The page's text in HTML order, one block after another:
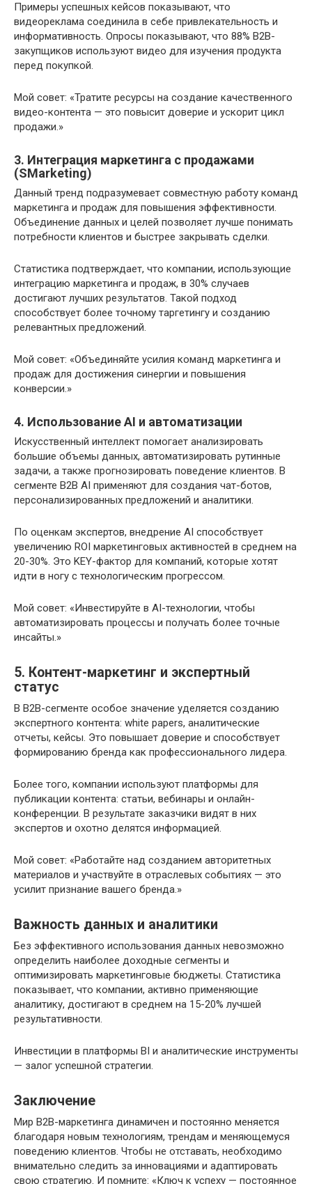
Примеры успешных кейсов показывают, что
видеореклама соединила в себе привлекательность и
информативность. Опросы показывают, что 88% B2B-
закупщиков используют видео для изучения продукта
перед покупкой.
Мой совет: «Тратите ресурсы на создание качественного
видео-контента — это повысит доверие и ускорит цикл
продажи.»
3. Интеграция маркетинга с продажами
(SMarketing)
Данный тренд подразумевает совместную работу команд
маркетинга и продаж для повышения эффективности.
Объединение данных и целей позволяет лучше понимать
потребности клиентов и быстрее закрывать сделки.
Статистика подтверждает, что компании, использующие
интеграцию маркетинга и продаж, в 30% случаев
достигают лучших результатов. Такой подход
способствует более точному таргетингу и созданию
релевантных предложений.
Мой совет: «Объединяйте усилия команд маркетинга и
продаж для достижения синергии и повышения
конверсии.»
4. Использование AI и автоматизации
Искусственный интеллект помогает анализировать
большие объемы данных, автоматизировать рутинные
задачи, а также прогнозировать поведение клиентов. В
сегменте B2B AI применяют для создания чат-ботов,
персонализированных предложений и аналитики.
По оценкам экспертов, внедрение AI способствует
увеличению ROI маркетинговых активностей в среднем на
20-30%. Это KEY-фактор для компаний, которые хотят
идти в ногу с технологическим прогрессом.
Мой совет: «Инвестируйте в AI-технологии, чтобы
автоматизировать процессы и получать более точные
инсайты.»
5. Контент-маркетинг и экспертный
статус
В B2B-сегменте особое значение уделяется созданию
экспертного контента: white papers, аналитические
отчеты, кейсы. Это повышает доверие и способствует
формированию бренда как профессионального лидера.
Более того, компании используют платформы для
публикации контента: статьи, вебинары и онлайн-
конференции. В результате заказчики видят в них
экспертов и охотно делятся информацией.
Мой совет: «Работайте над созданием авторитетных
материалов и участвуйте в отраслевых событиях — это
усилит признание вашего бренда.»
Важность данных и аналитики
Без эффективного использования данных невозможно
определить наиболее доходные сегменты и
оптимизировать маркетинговые бюджеты. Статистика
показывает, что компании, активно применяющие
аналитику, достигают в среднем на 15-20% лучшей
результативности.
Инвестиции в платформы BI и аналитические инструменты
— залог успешной стратегии.
Заключение
Мир B2B-маркетинга динамичен и постоянно меняется
благодаря новым технологиям, трендам и меняющемуся
поведению клиентов. Чтобы не отставать, необходимо
внимательно следить за инновациями и адаптировать
свою стратегию. И помните: «Ключ к успеху — постоянное